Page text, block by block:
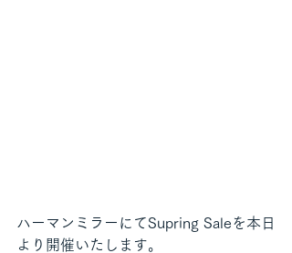
ハーマンミラーにてSupring Saleを本日
より開催いたします。